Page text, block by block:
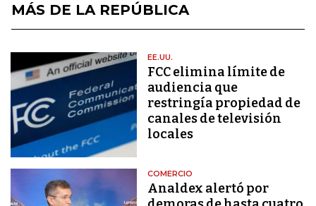
MÁS DE LA REPÚBLICA
EE.UU.
FCC elimina límite de
audiencia que
restringía propiedad de
canales de televisión
locales
COMERCIO
Analdex alertó por